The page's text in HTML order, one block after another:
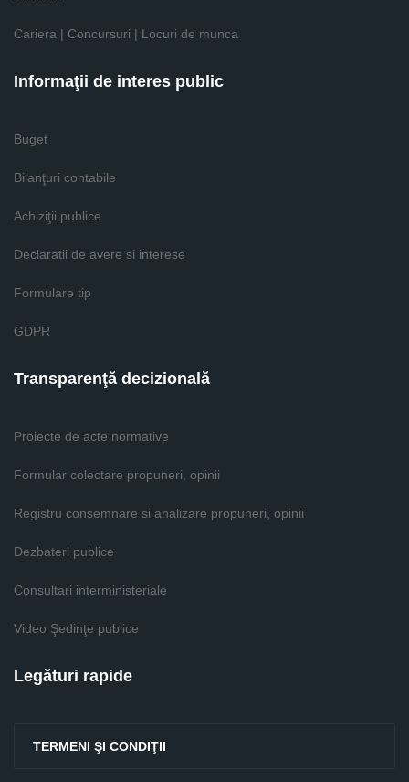
Cariera | Concursuri | Locuri de munca
Informaţii de interes public
Buget
Bilanţuri contabile
Achiziţii publice
Declaratii de avere si interese
Formulare tip
GDPR
Transparenţă decizională
Proiecte de acte normative
Formular colectare propuneri, opinii
Registru consemnare si analizare propuneri, opinii
Dezbateri publice
Consultari interministeriale
Video Şedinţe publice
Legături rapide
TERMENI ŞI CONDIŢII